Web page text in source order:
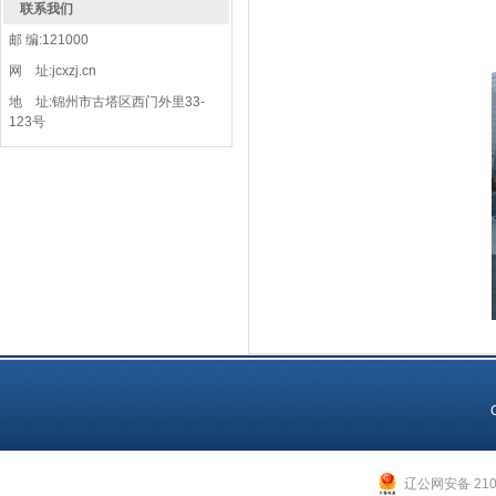
联系我们
邮 编:121000
网 址:jcxzj.cn
地 址:锦州市古塔区西门外里33-
123号
辽公网安备